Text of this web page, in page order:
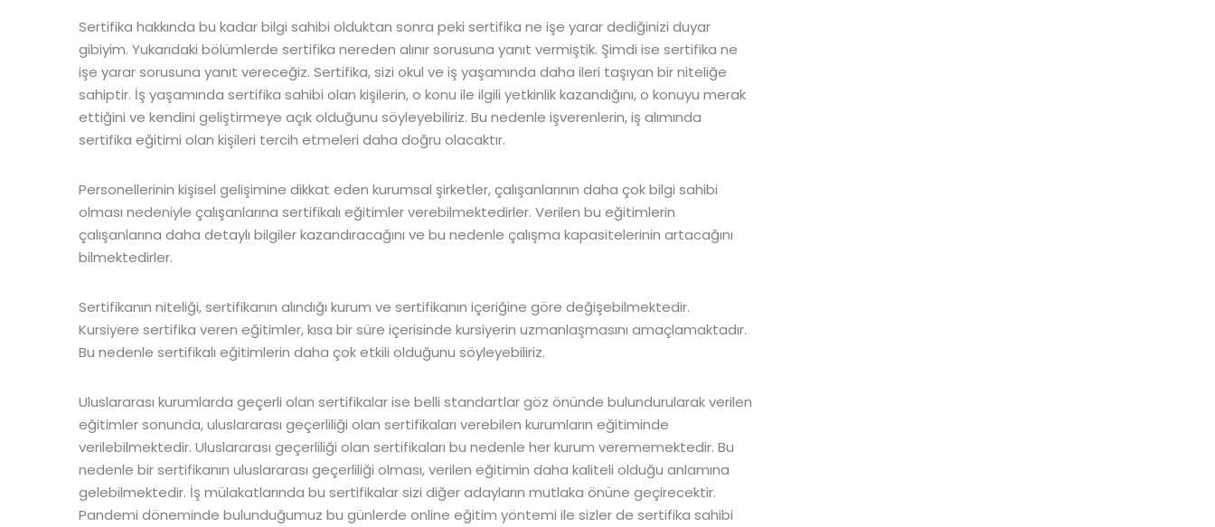
Sertifika hakkında bu kadar bilgi sahibi olduktan sonra peki sertifika ne işe yarar dediğinizi duyar
gibiyim. Yukarıdaki bölümlerde sertifika nereden alınır sorusuna yanıt vermiştik. Şimdi ise sertifika ne
işe yarar sorusuna yanıt vereceğiz. Sertifika, sizi okul ve iş yaşamında daha ileri taşıyan bir niteliğe
sahiptir. İş yaşamında sertifika sahibi olan kişilerin, o konu ile ilgili yetkinlik kazandığını, o konuyu merak
ettiğini ve kendini geliştirmeye açık olduğunu söyleyebiliriz. Bu nedenle işverenlerin, iş alımında
sertifika eğitimi olan kişileri tercih etmeleri daha doğru olacaktır.
Personellerinin kişisel gelişimine dikkat eden kurumsal şirketler, çalışanlarının daha çok bilgi sahibi
olması nedeniyle çalışanlarına sertifikalı eğitimler verebilmektedirler. Verilen bu eğitimlerin
çalışanlarına daha detaylı bilgiler kazandıracağını ve bu nedenle çalışma kapasitelerinin artacağını
bilmektedirler.
Sertifikanın niteliği, sertifikanın alındığı kurum ve sertifikanın içeriğine göre değişebilmektedir.
Kursiyere sertifika veren eğitimler, kısa bir süre içerisinde kursiyerin uzmanlaşmasını amaçlamaktadır.
Bu nedenle sertifikalı eğitimlerin daha çok etkili olduğunu söyleyebiliriz.
Uluslararası kurumlarda geçerli olan sertifikalar ise belli standartlar göz önünde bulundurularak verilen
eğitimler sonunda, uluslararası geçerliliği olan sertifikaları verebilen kurumların eğitiminde
verilebilmektedir. Uluslararası geçerliliği olan sertifikaları bu nedenle her kurum verememektedir. Bu
nedenle bir sertifikanın uluslararası geçerliliği olması, verilen eğitimin daha kaliteli olduğu anlamına
gelebilmektedir. İş mülakatlarında bu sertifikalar sizi diğer adayların mutlaka önüne geçirecektir.
Pandemi döneminde bulunduğumuz bu günlerde online eğitim yöntemi ile sizler de sertifika sahibi